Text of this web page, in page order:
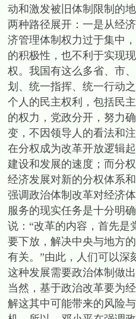
动和激发被旧体制限制的
两种路径展开：一是从经
济管理体制权力过于集中
的积极性，也不利于实现
权。我国有这么多省、市
划、统一指挥、统一行动
个人的民主权利，包括民
的权力，党政分开，努力
变，不因领导人的看法和
在分权成为改革开放逻辑
建设和发展的速度；而分
经济发展对新的分权体系
强调政治体制改革对经济
服务的现实任务是十分明
说：“改革的内容，首先是
要下放，解决中央与地方
有关。”由此，人们可以深
这种发展需要政治体制做
当然，基于政治改革要为
解这其中可能带来的风险